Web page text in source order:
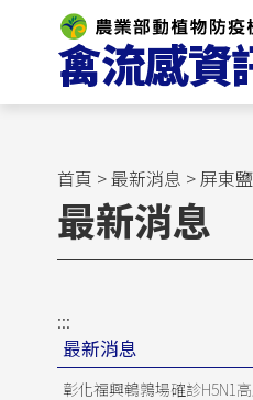
首頁 >最新消息 > 屏東
最新消息
:::
最新消息
彰化福興鵪鶉場確診H5N1